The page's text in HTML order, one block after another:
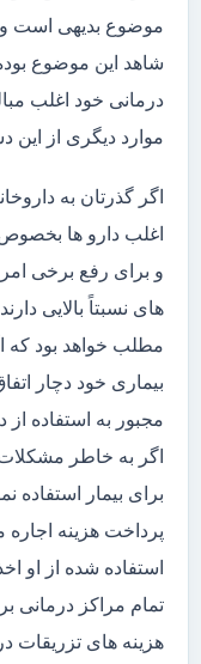
موضوع بدیهی است و
شاهد این موضوع
درمانی خود اغلب
موارد دیگری از این
اگر گذرتان به
اغلب دارو ها
و برای رفع برخی
های نسبتاً بالایی
مطلب خواهد بود که
بیماری خود دچار
مجبور به استفاده
اگر به خاطر
برای بیمار استفاده
پرداخت هزینه
استفاده شده از او
تمام مراکز درمانی
هزینه های